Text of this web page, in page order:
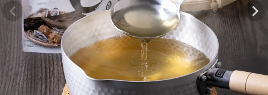
Previous